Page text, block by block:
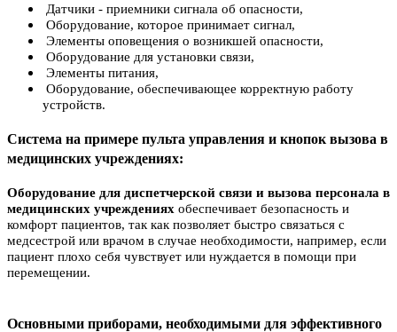
Датчики - приемники сигнала об опасности,
Оборудование, которое принимает сигнал,
Элементы оповещения о возникшей опасности,
Оборудование для установки связи,
Элементы питания,
Оборудование, обеспечивающее корректную работу
устройств.
Система на примере пульта управления и кнопок вызова в
медицинских учреждениях:
Оборудование для диспетчерской связи и вызова персонала в
медицинских учреждениях обеспечивает безопасность и
комфорт пациентов, так как позволяет быстро связаться с
медсестрой или врачом в случае необходимости, например, если
пациент плохо себя чувствует или нуждается в помощи при
перемещении.
Основными приборами, необходимыми для эффективного